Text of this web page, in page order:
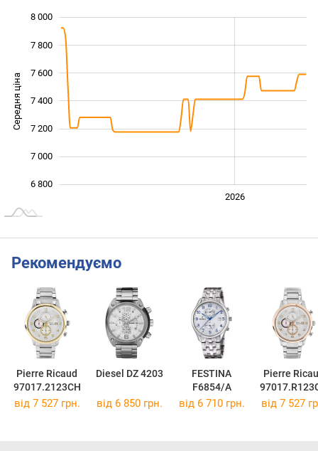
Середня ціна 6 800
6 800
7 000
7 200
7 400
7 600
7 800
8 000
2026
Рекомендуємо
Pierre Ricaud
97017.2123CH
Diesel DZ 4203
FESTINA
F6854/A
Pierre
від 7 527 грн. від 6 850 грн. від 6 710 грн. від 7 527